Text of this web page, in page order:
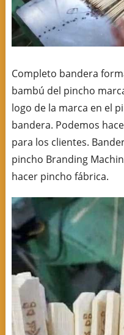
Completo bandera
bambú del pincho
logo de la marca en el
bandera. Podemos
para los clientes.
pincho Branding
hacer pincho fábrica.